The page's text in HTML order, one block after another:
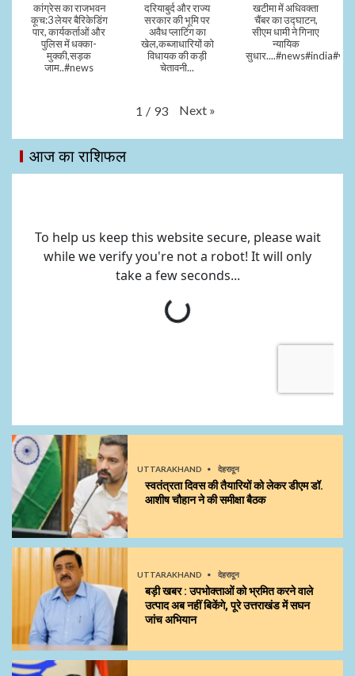
कांग्रेस का राजभवन
कूच:3 लेयर बैरिकेडिंग
पार, कार्यकर्ताओं और
पुलिस में धक्का-
मुक्की,सड़क
जाम..#news
दरियाबुर्द और राज्य
सरकार की भूमि पर
अवैध प्लाटिंग का
खेल,कब्जाधारियों को
विधायक की कड़ी
चेतावनी...
खटीमा में अधिवक्ता
चैंबर का उद्घाटन,
सीएम धामी ने गिनाए
न्यायिक
1 / 93 Next »
आज का राशिफल
UTTARAKHAND देहरादून
स्वतंत्रता दिवस की तैयारियों को लेकर डीएम डॉ.
आशीष चौहान ने की समीक्षा बैठक
UTTARAKHAND देहरादून
बड़ी खबर : उपभोक्ताओं को भ्रमित करने वाले
उत्पाद अब नहीं बिकेंगे, पूरे उत्तराखंड में सघन
जांच अभियान